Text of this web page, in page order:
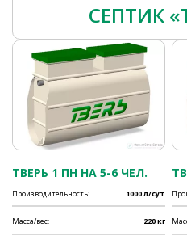
СЕПТИК
ТВЕРЬ 1 ПН НА 5-6 ЧЕЛ.
Производительность: 1000 л/сут
Масса/вес: 220 кг